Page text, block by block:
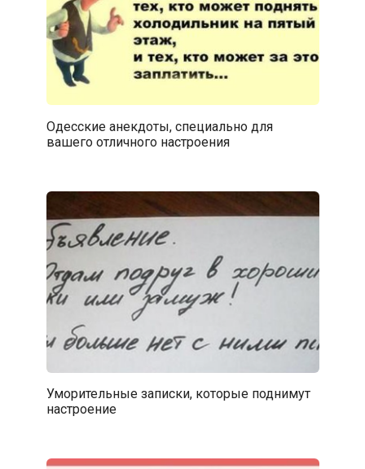
Одесские анекдоты, специально для
вашего отличного настроения
Уморительные записки, которые поднимут
настроение